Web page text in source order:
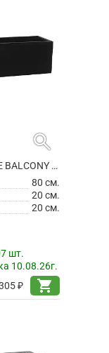
search
КАШПО FIBERSTONE BALCONY XL BLACK
80 см.
20 см.
20 см.
шт.
10.08.26г.
₽
shopping_cart